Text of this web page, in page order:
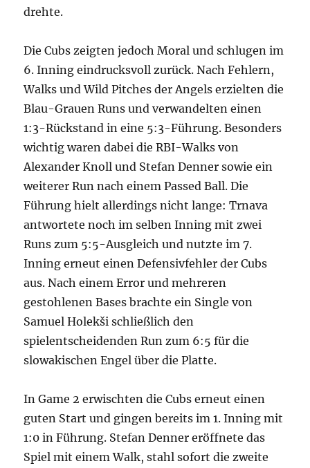
drehte.
Die Cubs zeigten jedoch Moral und schlugen im
6. Inning eindrucksvoll zurück. Nach Fehlern,
Walks und Wild Pitches der Angels erzielten die
Blau-Grauen Runs und verwandelten einen
1:3-Rückstand in eine 5:3-Führung. Besonders
wichtig waren dabei die RBI-Walks von
Alexander Knoll und Stefan Denner sowie ein
weiterer Run nach einem Passed Ball. Die
Führung hielt allerdings nicht lange: Trnava
antwortete noch im selben Inning mit zwei
Runs zum 5:5-Ausgleich und nutzte im 7.
Inning erneut einen Defensivfehler der Cubs
aus. Nach einem Error und mehreren
gestohlenen Bases brachte ein Single von
Samuel Holekši schließlich den
spielentscheidenden Run zum 6:5 für die
slowakischen Engel über die Platte.
In Game 2 erwischten die Cubs erneut einen
guten Start und gingen bereits im 1. Inning mit
1:0 in Führung. Stefan Denner eröffnete das
Spiel mit einem Walk, stahl sofort die zweite